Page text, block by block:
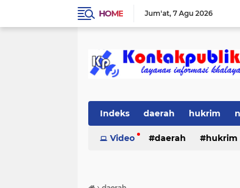
HOME Jum'at 7 Agu 2026
Indeks daerah hukrim
Video daerah hukrim